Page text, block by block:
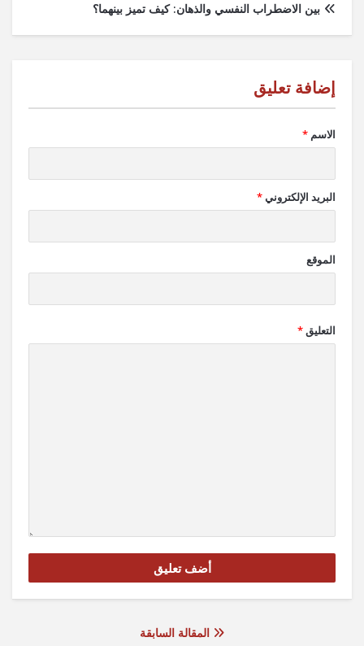
بين الاضطراب النفسي والذهان: كيف تميز بينهما؟
الاسم *
البريد الإلكتروني*
الموقع
التعليق*
المقالة السابقة